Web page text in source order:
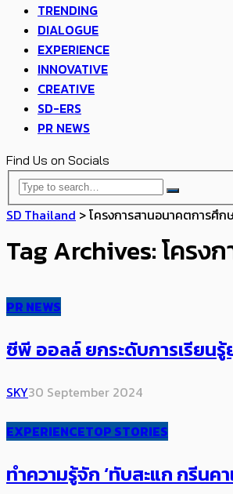
TRENDING
DIALOGUE
EXPERIENCE
INNOVATIVE
CREATIVE
SD-ERS
PR NEWS
Find Us on Socials
SD Thailand >โครงการสานอนาคตการศึ
Tag Archives: โครง
PR NEWS
ซีพี ออลล์ ยกระดับการเรียน
SKY30 September 2024
EXPERIENCETOP STORIES
ทำความรู้จัก ‘ทับสะแก กรีนค